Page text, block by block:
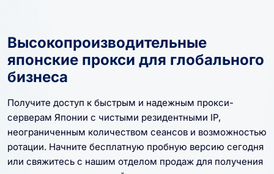
Высокопроизводительные
японские прокси для глобального
бизнеса
Получите доступ к быстрым и надежным прокси-
серверам Японии с чистыми резидентными IP,
неограниченным количеством сеансов и возможностью
ротации. Начните бесплатную пробную версию сегодня
или свяжитесь с нашим отделом продаж для получения